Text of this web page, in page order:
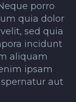
porro
quia dolor
sed quia
incidunt
aliquam
ipsam
aut